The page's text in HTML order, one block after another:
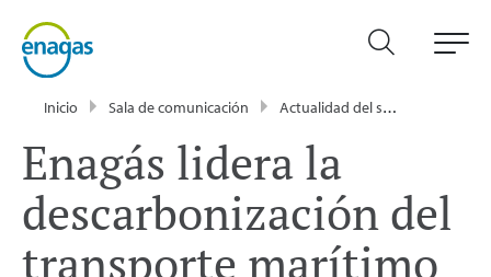
Inicio Sala de comunicación Actualidad del sector energético - Enagás
Enagás lidera la
descarbonización del
transporte marítimo